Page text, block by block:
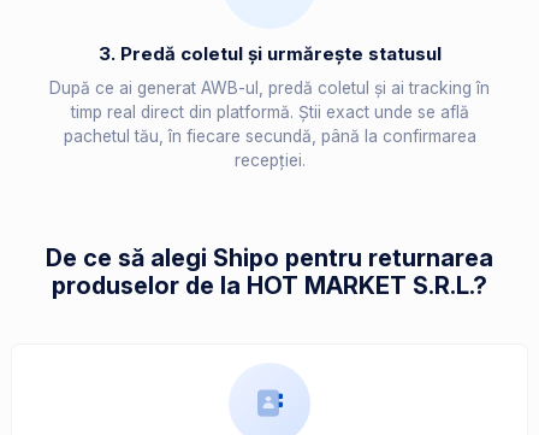
3. Predă coletul și urmărește statusul
După ce ai generat AWB-ul, predă coletul și ai tracking în
timp real direct din platformă. Știi exact unde se află
pachetul tău, în fiecare secundă, până la confirmarea
recepției.
De ce să alegi Shipo pentru returnarea
produselor de la HOT MARKET S.R.L.?